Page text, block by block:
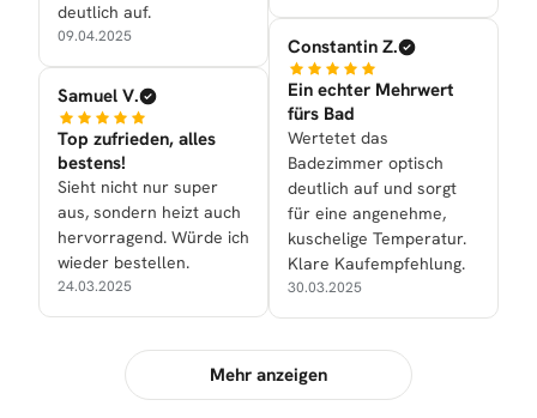
deutlich auf.
09.04.2025
Samuel V.
Top zufrieden, alles
bestens!
Sieht nicht nur super
aus, sondern heizt auch
hervorragend. Würde ich
wieder bestellen.
24.03.2025
Constantin Z.
Ein echter Mehrwert
fürs Bad
Wertetet das
Badezimmer optisch
deutlich auf und sorgt
für eine angenehme,
kuschelige Temperatur.
Klare Kaufempfehlung.
30.03.2025
Mehr anzeigen